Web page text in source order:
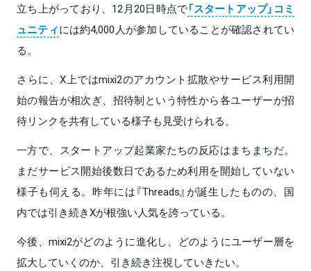
立ち上がっており、12月20日時点で「スタートアップ」コミ
ュニティには約4,000人が参加していることが確認されてい
る。
さらに、X上ではmixi2のアカウント拡散やサービス利用開
始の報告が相次ぎ、招待制という特性から各ユーザーが招
待リンクを共有している様子も見受けられる。
一方で、スタートアップ起業家たちの反応はまちまちだ。
まだサービス開始後数日であるため利用を開始していない
様子も伺える。昨年には『Threads』が誕生したものの、国
内では引き続きXが根強い人気を誇っている。
今後、mixi2がどのように進化し、どのようにユーザー層を
拡大していくのか、引き続き注視していきたい。